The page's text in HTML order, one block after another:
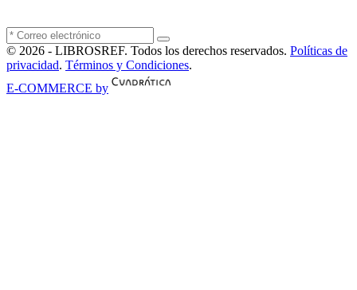
© 2026 - LIBROSREF. Todos los derechos reservados. Políticas de
privacidad. Términos y Condiciones.
E-COMMERCE by